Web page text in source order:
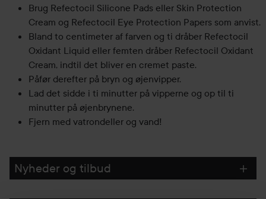
Brug Refectocil Silicone Pads eller Skin Protection
Cream og Refectocil Eye Protection Papers som anvist.
Bland to centimeter af farven og ti dråber Refectocil
Oxidant Liquid eller femten dråber Refectocil Oxidant
Cream, indtil det bliver en cremet paste.
Påfør derefter på bryn og øjenvipper.
Lad det sidde i ti minutter på vipperne og op til ti
minutter på øjenbrynene.
Fjern med vatrondeller og vand!
Nyheder og tilbud